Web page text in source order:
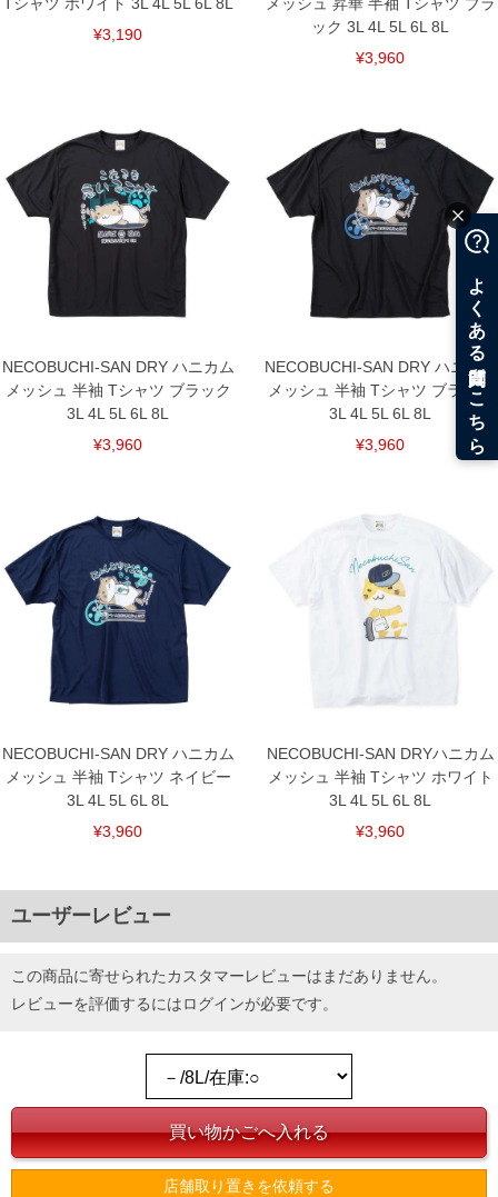
¥3,190
ック 3L 4L 5L 6L 8L
¥3,960
NECOBUCHI-SAN DRY ハニカム
メッシュ 半袖 Tシャツ ブラック
3L 4L 5L 6L 8L
¥3,960
NECOBUCHI-SAN DRY ハニカム
メッシュ 半袖 Tシャツ ブラック
3L 4L 5L 6L 8L
¥3,960
NECOBUCHI-SAN DRY ハニカム
メッシュ 半袖 Tシャツ ネイビー
3L 4L 5L 6L 8L
¥3,960
NECOBUCHI-SAN DRYハニカム
メッシュ 半袖 Tシャツ ホワイト
3L 4L 5L 6L 8L
¥3,960
ユーザーレビュー
この商品に寄せられたカスタマーレビューはまだありません。
レビューを評価するにはログインが必要です。
店舗取り置きを依頼する